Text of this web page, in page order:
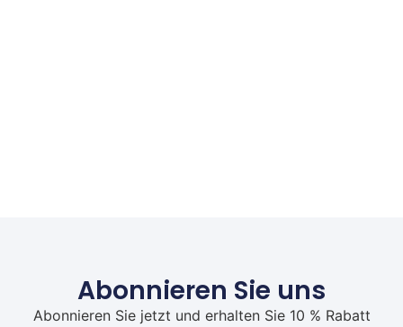
Abonnieren Sie uns
Abonnieren Sie jetzt und erhalten Sie 10 % Rabatt